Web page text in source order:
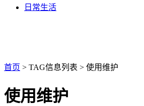
日常生活
首页 > TAG信息列表 > 使用维护
使用维护